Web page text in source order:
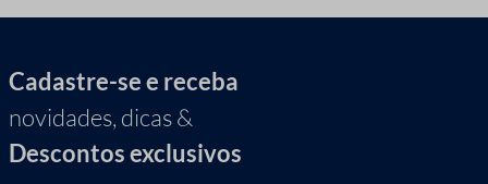
Cadastre-se e receba
novidades, dicas &
Descontos exclusivos